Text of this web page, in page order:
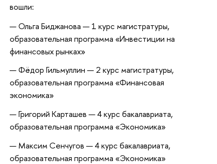
вошли:
Ольга Биджанова — 1 курс магистратуры,
образовательная программа «Инвестиции на
финансовых рынках»
Фёдор Гильмуллин — 2 курс магистратуры,
образовательная программа «Финансовая
экономика»
Григорий Карташев — 4 курс бакалавриата,
образовательная программа «Экономика»
Максим Сенчугов — 4 курс бакалавриата,
образовательная программа «Экономика»